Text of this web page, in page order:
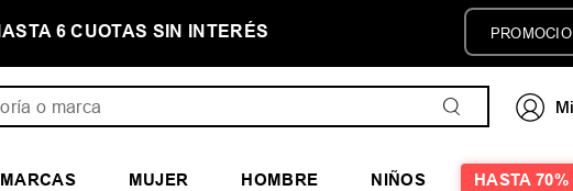
PRIMER CAMBIO GRATIS
MARCAS MUJER HOMBRE NIÑOS HASTA 70%